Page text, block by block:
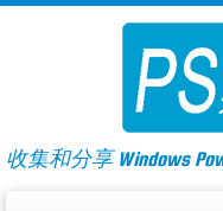
Skip
收集和分享 Windows